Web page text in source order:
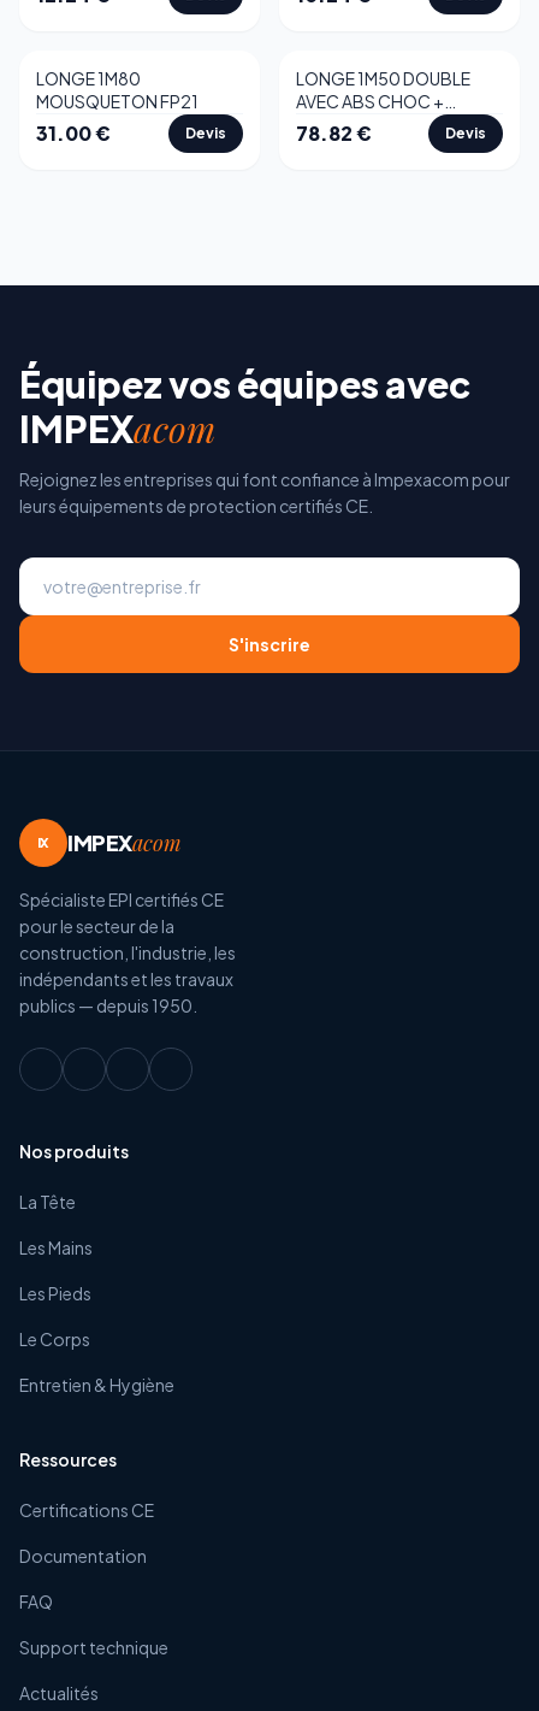
LONGE 1M80
MOUSQUETON FP21
31.00€ Devis
LONGE 1M50 DOUBLE
AVEC ABS CHOC +
MOUSQ
78.82€ Devis
Équipez vos équipes avec
IMPEXacom
Rejoignez les entreprises qui font confiance à Impexacom pour
leurs équipements de protection certifiés CE.
S'inscrire
IX IMPEXacom
Spécialiste EPI certifiés CE
pour le secteur de la
construction, l'industrie, les
indépendants et les travaux
publics — depuis 1950.
Nos produits
La Tête
Les Mains
Les Pieds
Le Corps
Entretien & Hygiène
Ressources
Certifications CE
Documentation
FAQ
Support technique
Actualités